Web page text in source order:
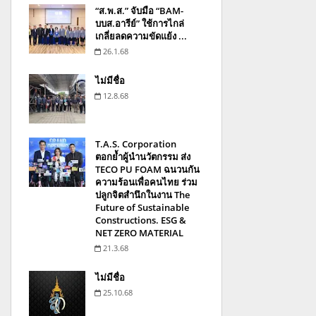
“ส.พ.ส.” จับมือ “BAM-
บบส.อารีย์” ใช้การไกล่
เกลี่ยลดความขัดแย้ง ...
26.1.68
ไม่มีชื่อ
12.8.68
T.A.S. Corporation
ตอกย้ำผู้นำนวัตกรรม ส่ง
TECO PU FOAM ฉนวนกัน
ความร้อนเพื่อคนไทย ร่วม
ปลูกจิตสำนึกในงาน The
Future of Sustainable
Constructions. ESG &
NET ZERO MATERIAL
21.3.68
ไม่มีชื่อ
25.10.68